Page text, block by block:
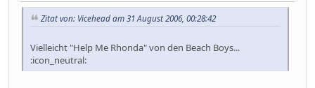
Zitat von: Vicehead am 31 August 2006, 00:28:42
Vielleicht "Help Me Rhonda" von den Beach Boys...
:icon_neutral: